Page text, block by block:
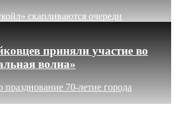
скапливаются очереди
приняли участие во
волна»
70-летие города